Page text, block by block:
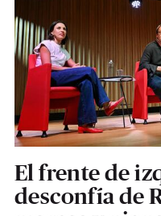
El frente de
desconfía de